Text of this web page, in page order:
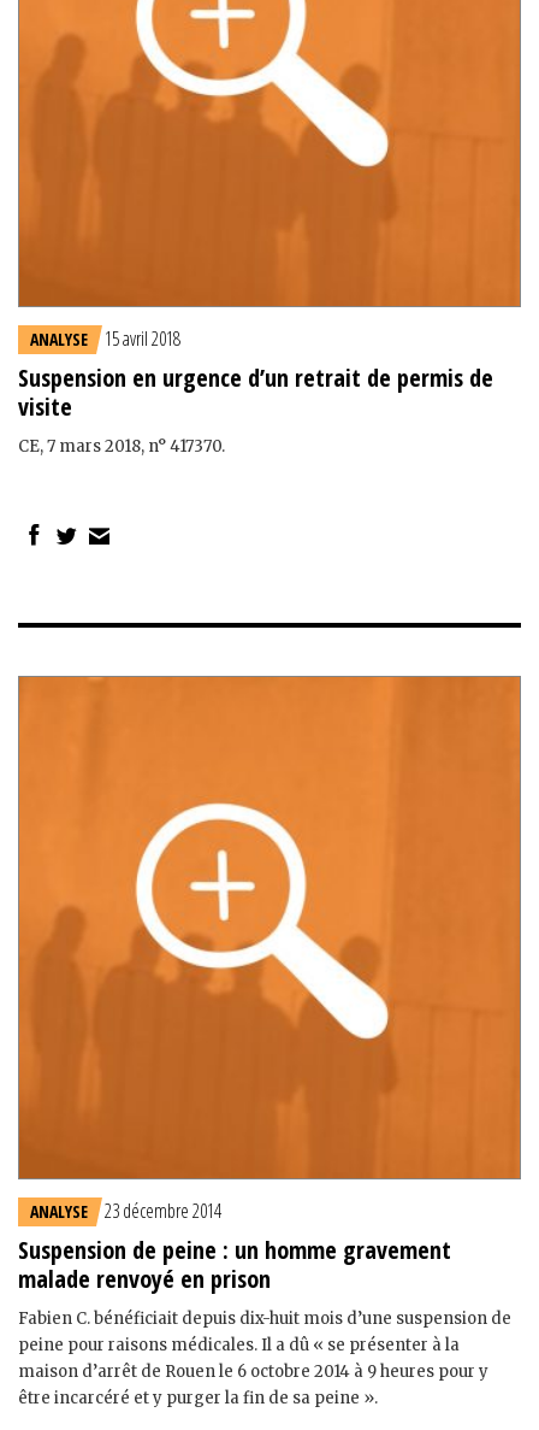
ANALYSE 15 avril 2018
Suspension en urgence d’un retrait de permis de
visite
CE, 7 mars 2018, n° 417370.
ANALYSE 23 décembre 2014
Suspension de peine : un homme gravement
malade renvoyé en prison
Fabien C. bénéficiait depuis dix-huit mois d’une suspension de
peine pour raisons médicales. Il a dû « se présenter à la
maison d’arrêt de Rouen le 6 octobre 2014 à 9 heures pour y
être incarcéré et y purger la fin de sa peine ».